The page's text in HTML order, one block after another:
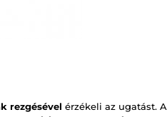
rezgésével érzékeli az ugatást. A